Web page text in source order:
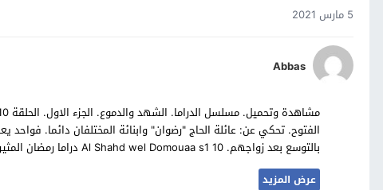
5 مارس 2021
Abbas
الفتوح. تحكي عن: عائلة الحاج "رضوان" وابنائة المختلفان دائما. فواحد
بالتوسع بعد زواجهم. Al Shahd wel Domouaa s1 10 دراما رمضان المثيرة للاهتمام. تابعوة على موقع مسلسلات تايم.
عرض المزيد